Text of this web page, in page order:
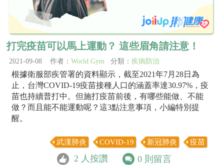
打完疫苗可以馬上運動？ 這些眉角請注意！
2021-09-08 作者： World Gym 分類： 疾病防治
根據衛服部疾管署的資料顯示，截至2021年7月28日為
止，台灣COVID-19疫苗接種人口的涵蓋率達30.97%，疫
苗也持續普打中。但施打疫苗前後，有哪些能做、不能
做？而且能不能運動呢？這3點注意事項，小編特別提
醒。
武漢肺炎 COVID-19 新冠肺炎 疫苗
2 人按讚 0 則留言